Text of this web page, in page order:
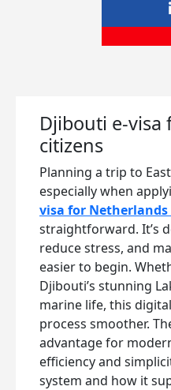
Djibouti e-
citizens
Planning a trip to
especially when
visa for
straightforward. It’s
reduce stress, and
easier to begin.
Djibouti’s stunning
marine life, this
process smoother.
advantage for
efficiency and
system and how it